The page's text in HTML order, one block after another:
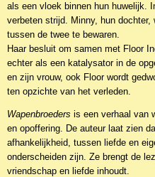
als een vloek binnen hun huwelijk.
verbeten strijd. Minny, hun
tussen de twee te bewaren.
Haar besluit om samen met Floor
echter als een katalysator in de
en zijn vrouw, ook Floor wordt
ten opzichte van het verleden.
Wapenbroeders is een verhaal van
en opoffering. De auteur laat zien
afhankelijkheid, tussen liefde en
onderscheiden zijn. Ze brengt de
vriendschap en liefde inhoudt.